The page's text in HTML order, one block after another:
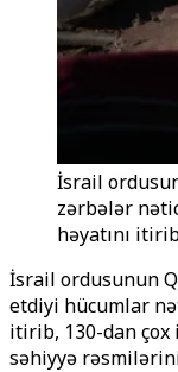
İsrail
zərbələr
həyatını
İsrail ordusunun
etdiyi hücumlar
itirib, 130-dan çox
səhiyyə